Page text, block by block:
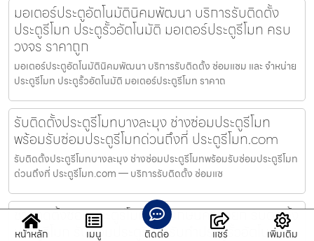
มอเตอร์ประตูอัตโนมัตินิคมพัฒนา บริการรับติดตั้ง
ประตูรีโมท ประตูรั้วอัตโนมัติ มอเตอร์ประตูรีโมท ครบ
วงจร ราคาถูก
มอเตอร์ประตูอัตโนมัตินิคมพัฒนา บริการรับติดตั้ง ซ่อมแซม และ จำหน่าย
ประตูรีโมท ประตูรั้วอัตโนมัติ มอเตอร์ประตูรีโมท ราคาถ
รับติดตั้งประตูรีโมทบางละมุง ช่างซ่อมประตูรีโมท
พร้อมรับซ่อมประตูรีโมทด่วนถึงที่ ประตูรีโมท.com
รับติดตั้งประตูรีโมทบางละมุง ช่างซ่อมประตูรีโมทพร้อมรับซ่อมประตูรีโมท
ด่วนถึงที่ ประตูรีโมท.com — บริการรับติดตั้ง ซ่อมแซ
ช่างติดตั้งซ่อมประตูรีโมทองครักษ์นครนายก รับติดตั้ง
ประตูรีโมท รับซ่อมประตูรีโมทรับทำประตูรั้วอัตโนมัติ
หน้าหลัก เมนู ติดต่อ แชร์ เพิ่มเติม